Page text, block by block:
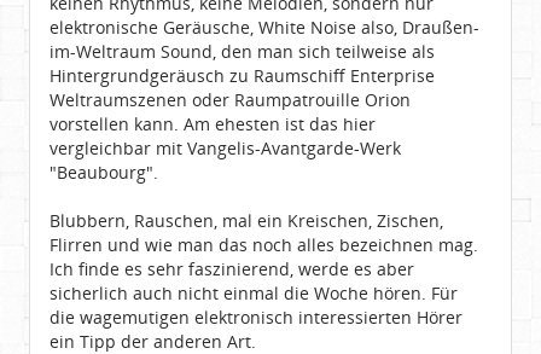
elektronische Geräusche, White Noise also, Draußen-
im-Weltraum Sound, den man sich teilweise als
Hintergrundgeräusch zu Raumschiff Enterprise
Weltraumszenen oder Raumpatrouille Orion
vorstellen kann. Am ehesten ist das hier
vergleichbar mit Vangelis-Avantgarde-Werk
"Beaubourg".
Blubbern, Rauschen, mal ein Kreischen, Zischen,
Flirren und wie man das noch alles bezeichnen mag.
Ich finde es sehr faszinierend, werde es aber
sicherlich auch nicht einmal die Woche hören. Für
die wagemutigen elektronisch interessierten Hörer
ein Tipp der anderen Art.